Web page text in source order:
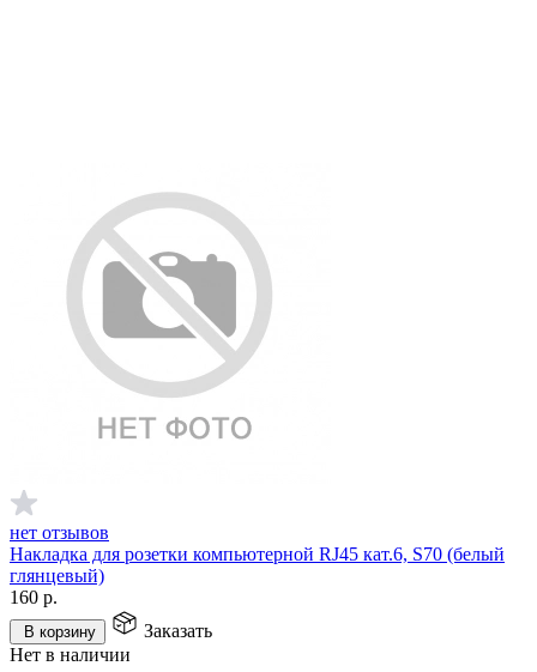
нет отзывов
Накладка для розетки компьютерной RJ45 кат.6, S70 (белый
глянцевый)
160 р.
В корзину
Заказать
Нет в наличии